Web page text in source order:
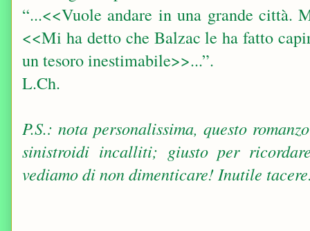
“...<<Vuole andare in una grande
<<Mi ha detto che Balzac le ha fatto
un tesoro inestimabile>>...”.
L.Ch.
P.S.: nota personalissima, questo
sinistroidi incalliti; giusto per
vediamo di non dimenticare! Inutile